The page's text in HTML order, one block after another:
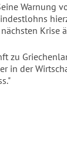
Warnung
Krise
zu
in der